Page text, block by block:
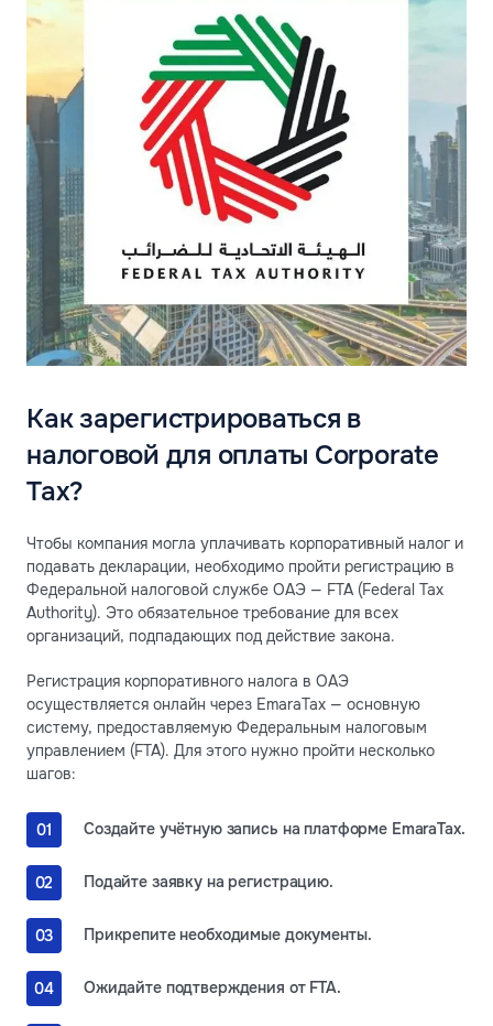
Как зарегистрироваться в
налоговой для оплаты Corporate
Tax?
Чтобы компания могла уплачивать корпоративный налог и
подавать декларации, необходимо пройти регистрацию в
Федеральной налоговой службе ОАЭ — FTA (Federal Tax
Authority). Это обязательное требование для всех
организаций, подпадающих под действие закона.
Регистрация корпоративного налога в ОАЭ
осуществляется онлайн через EmaraTax — основную
систему, предоставляемую Федеральным налоговым
управлением (FTA). Для этого нужно пройти несколько
шагов:
Создайте учётную запись на платформе EmaraTax.
Подайте заявку на регистрацию.
Прикрепите необходимые документы.
Ожидайте подтверждения от FTA.